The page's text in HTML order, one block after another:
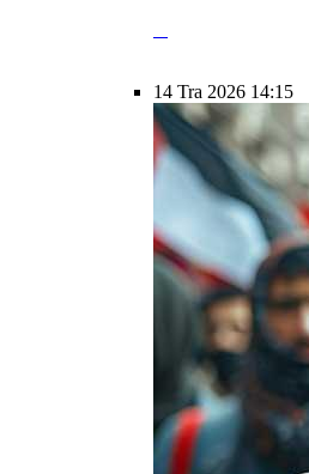
14 Tra 2026 14:15